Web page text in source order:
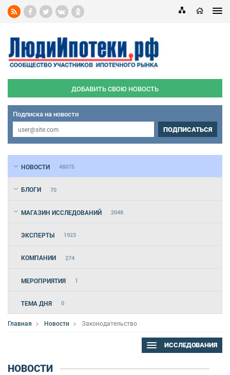
ДОБАВИТЬ СВОЮ НОВОСТЬ
Подписка на новости
ПОДПИСАТЬСЯ
НОВОСТИ 48075
БЛОГИ 70
МАГАЗИН ИССЛЕДОВАНИЙ 2048
ЭКСПЕРТЫ 1923
КОМПАНИИ 274
МЕРОПРИЯТИЯ 1
ТЕМА ДНЯ 0
Главная Новости Законодательство
ИССЛЕДОВАНИЯ
НОВОСТИ